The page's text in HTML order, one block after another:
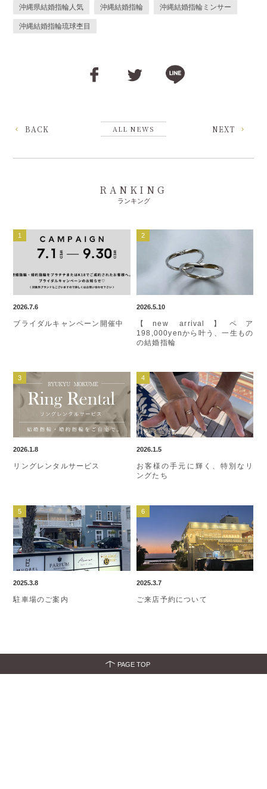
沖縄県結婚指輪人気 沖縄結婚指輪 沖縄結婚指輪ミンサー
沖縄結婚指輪琉球杢目
BACK ALL NEWS NEXT
RANKING
ランキング
2026.7.6
ブライダルキャンペーン開催中
2026.5.10
【new arrival】ペア
198,000yenから叶う、一生もの
の結婚指輪
2026.1.8
リングレンタルサービス
2026.1.5
お客様の手元に輝く、特別なリ
ングたち
2025.3.8
駐車場のご案内
2025.3.7
ご来店予約について
PAGE TOP